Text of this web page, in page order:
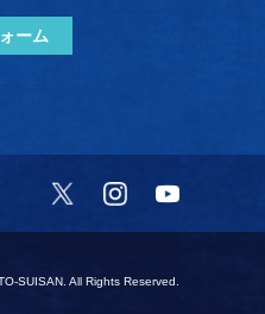
ーム
Twitter InstagramYouTube
SUISAN. All Rights Reserved.